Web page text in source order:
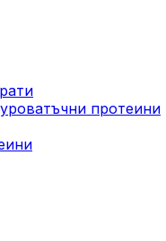
протеини